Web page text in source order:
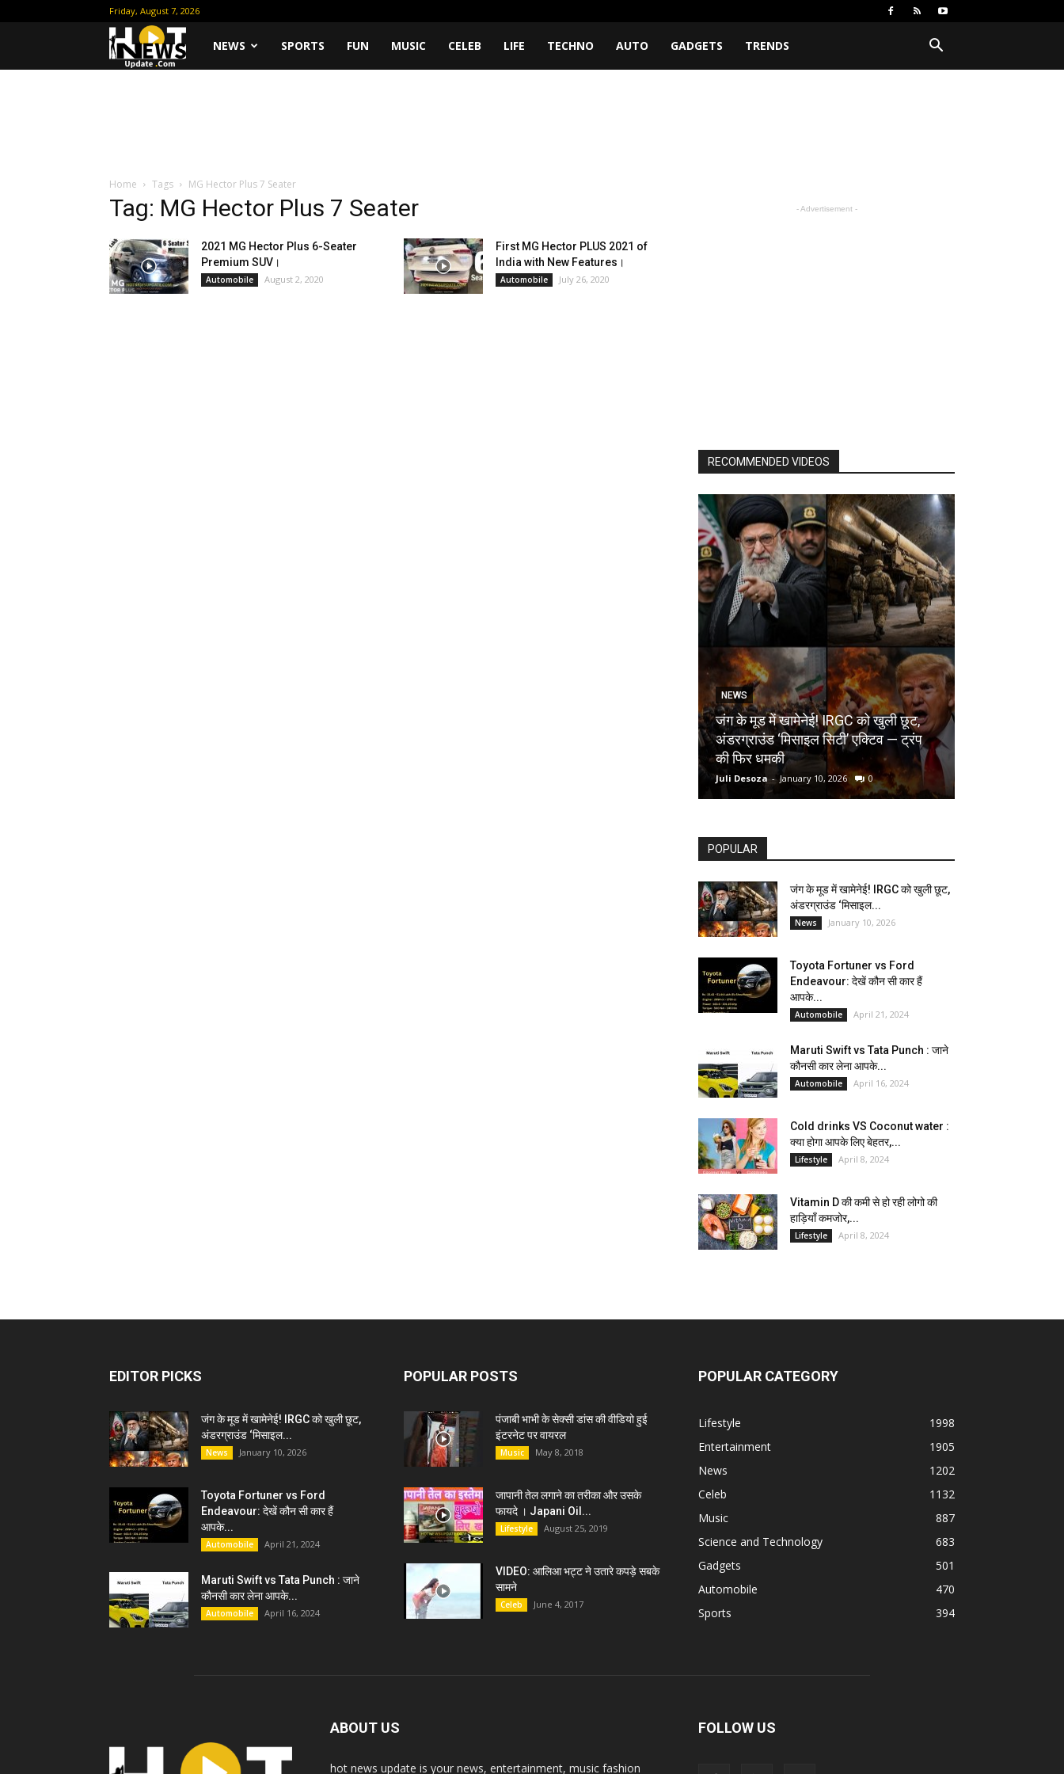
Friday, August 7, 2026
HotNEWS SPORTS FUN MUSIC CELEB LIFE TECHNO AUTO GADGETS TRENDS
Home Tags MG Hector Plus 7 Seater
Tag: MG Hector Plus 7 Seater
2021 MG Hector Plus 6-Seater
Premium SUV।
Automobile August 2, 2020
First MG Hector PLUS 2021 of
India with New Features।
Automobile July 26, 2020
- Advertisement -
RECOMMENDED VIDEOS
NEWS
जंग के मूड में खामेनेई! IRGC को खुली छूट,
अंडरग्राउंड ‘मिसाइल सिटी’ एक्टिव — ट्रंप
की फिर धमकी
Juli Desoza - January 10, 2026 0
POPULAR
जंग के मूड में खामेनेई! IRGC को खुली छूट,
अंडरग्राउंड ‘मिसाइल...
News January 10, 2026
Toyota Fortuner vs Ford
Endeavour: देखें कौन सी कार हैं
आपके...
Automobile April 21, 2024
Maruti Swift vs Tata Punch : जाने
कौनसी कार लेना आपके...
Automobile April 16, 2024
Cold drinks VS Coconut water :
क्या होगा आपके लिए बेहतर,...
Lifestyle April 8, 2024
Vitamin D की कमी से हो रही लोगो की
हाड़ियाँ कमजोर,...
Lifestyle April 8, 2024
EDITOR PICKS
जंग के मूड में खामेनेई! IRGC को खुली छूट,
अंडरग्राउंड ‘मिसाइल...
News January 10, 2026
Toyota Fortuner vs Ford
Endeavour: देखें कौन सी कार हैं
आपके...
Automobile April 21, 2024
Maruti Swift vs Tata Punch : जाने
कौनसी कार लेना आपके...
Automobile April 16, 2024
POPULAR POSTS
पंजाबी भाभी के सेक्सी डांस की वीडियो हुई
इंटरनेट पर वायरल
Music May 8, 2018
जापानी तेल लगाने का तरीका और उसके
फायदे । Japani Oil...
Lifestyle August 25, 2019
VIDEO: आलिआ भट्ट ने उतारे कपड़े सबके
सामने
Celeb June 4, 2017
POPULAR CATEGORY
Lifestyle
1998
Entertainment
1905
News
1202
Celeb
1132
Music
887
Science and Technology
683
Gadgets
501
Automobile
470
Sports
394
ABOUT US
hot news update is your news, entertainment, music fashion
FOLLOW US